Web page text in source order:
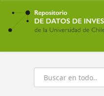
Ir
contenido
principal
Buscar